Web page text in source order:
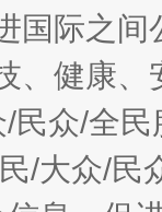
国际之
、健康
民众/全
/大众/民